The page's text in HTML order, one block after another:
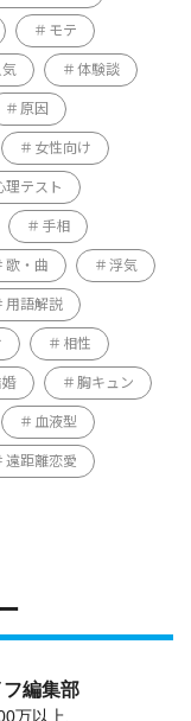
モテ
気 体験談
原因
女性向け
理テスト
手相
歌・曲 浮気
用語解説
相性
婚 胸キュン
血液型
遠距離恋愛
編集部
万以上、